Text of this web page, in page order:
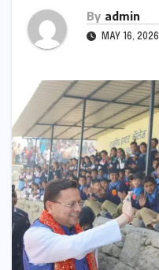
By admin
MAY 16, 2026